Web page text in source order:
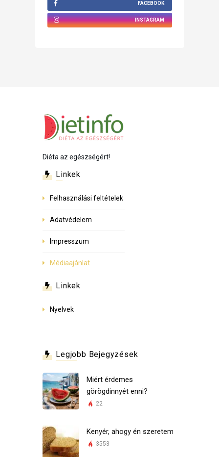
FACEBOOK
INSTAGRAM
Diéta az egészségért!
Linkek
Felhasználási feltételek
Adatvédelem
Impresszum
Médiaajánlat
Linkek
Nyelvek
Legjobb Bejegyzések
Miért érdemes
görögdinnyét enni?
22
Kenyér, ahogy én szeretem
3553